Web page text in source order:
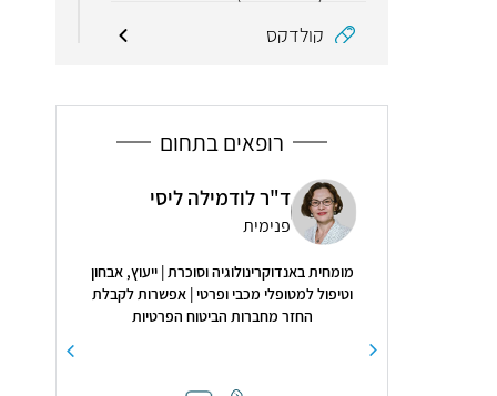
קולדקס
מונחים קשורים
דלקת אוזן פנימית (דלקת
מבוך)
תעלת השמע (תעלת
אוסטאכיוס)
רופאים בתחום
ד"ר לודמילה ליסי
פנימית
מומחית באנדוקרינולוגיה וסוכרת | ייעוץ, אבחון
וטיפול למטופלי מכבי ופרטי | אפשרות לקבלת
החזר מחברות הביטוח הפרטיות